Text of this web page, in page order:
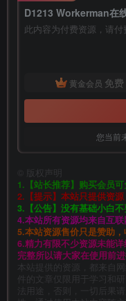
D1213 Workerman在
此内容为付费资源，请付
黄金会员 免费
您当前
版权声明
1.【站长推荐】购买会员可
2.【提示】本站只提供资
3.【公告】没有基础小白
4.本站所有资源均来自互
5.本站资源售价只是赞助
6.精力有限不少资源未能
完整所以请大家在使用前
本站提供的资源，都来自
件的文章仅限用于学习和
法用途，否则，一切后果